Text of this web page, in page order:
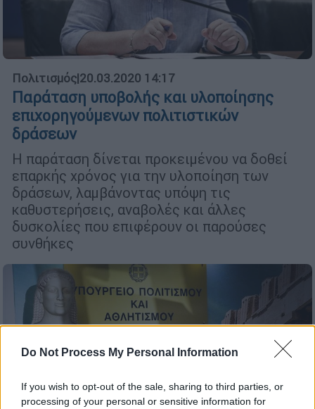
Do Not Process My Personal Information
If you wish to opt-out of the sale, sharing to third parties, or
processing of your personal or sensitive information for
Πολιτισμός|20.03.2020 14:17
Παράταση υποβολής και υλοποίησης
επιχορηγούμενων πολιτιστικών
δράσεων
Η παράταση δίνεται προκειμένου να δοθεί
επαρκής χρόνος για την υλοποίηση των
δράσεων, λαμβάνοντας υπόψη τις
καθυστερήσεις, αναβολές και άλλες
δυσκολίες που επιφέρουν οι παρούσες
συνθήκες